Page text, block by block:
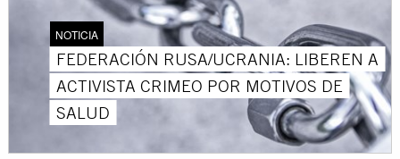
NOTICIA
FEDERACIÓN RUSA/UCRANIA: LIBEREN A
ACTIVISTA CRIMEO POR MOTIVOS DE
SALUD